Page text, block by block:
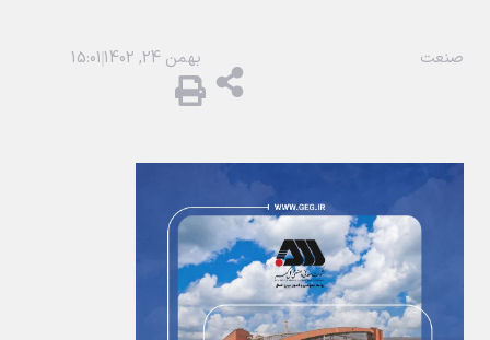
صنعت بهمن 24, 1402 15:01